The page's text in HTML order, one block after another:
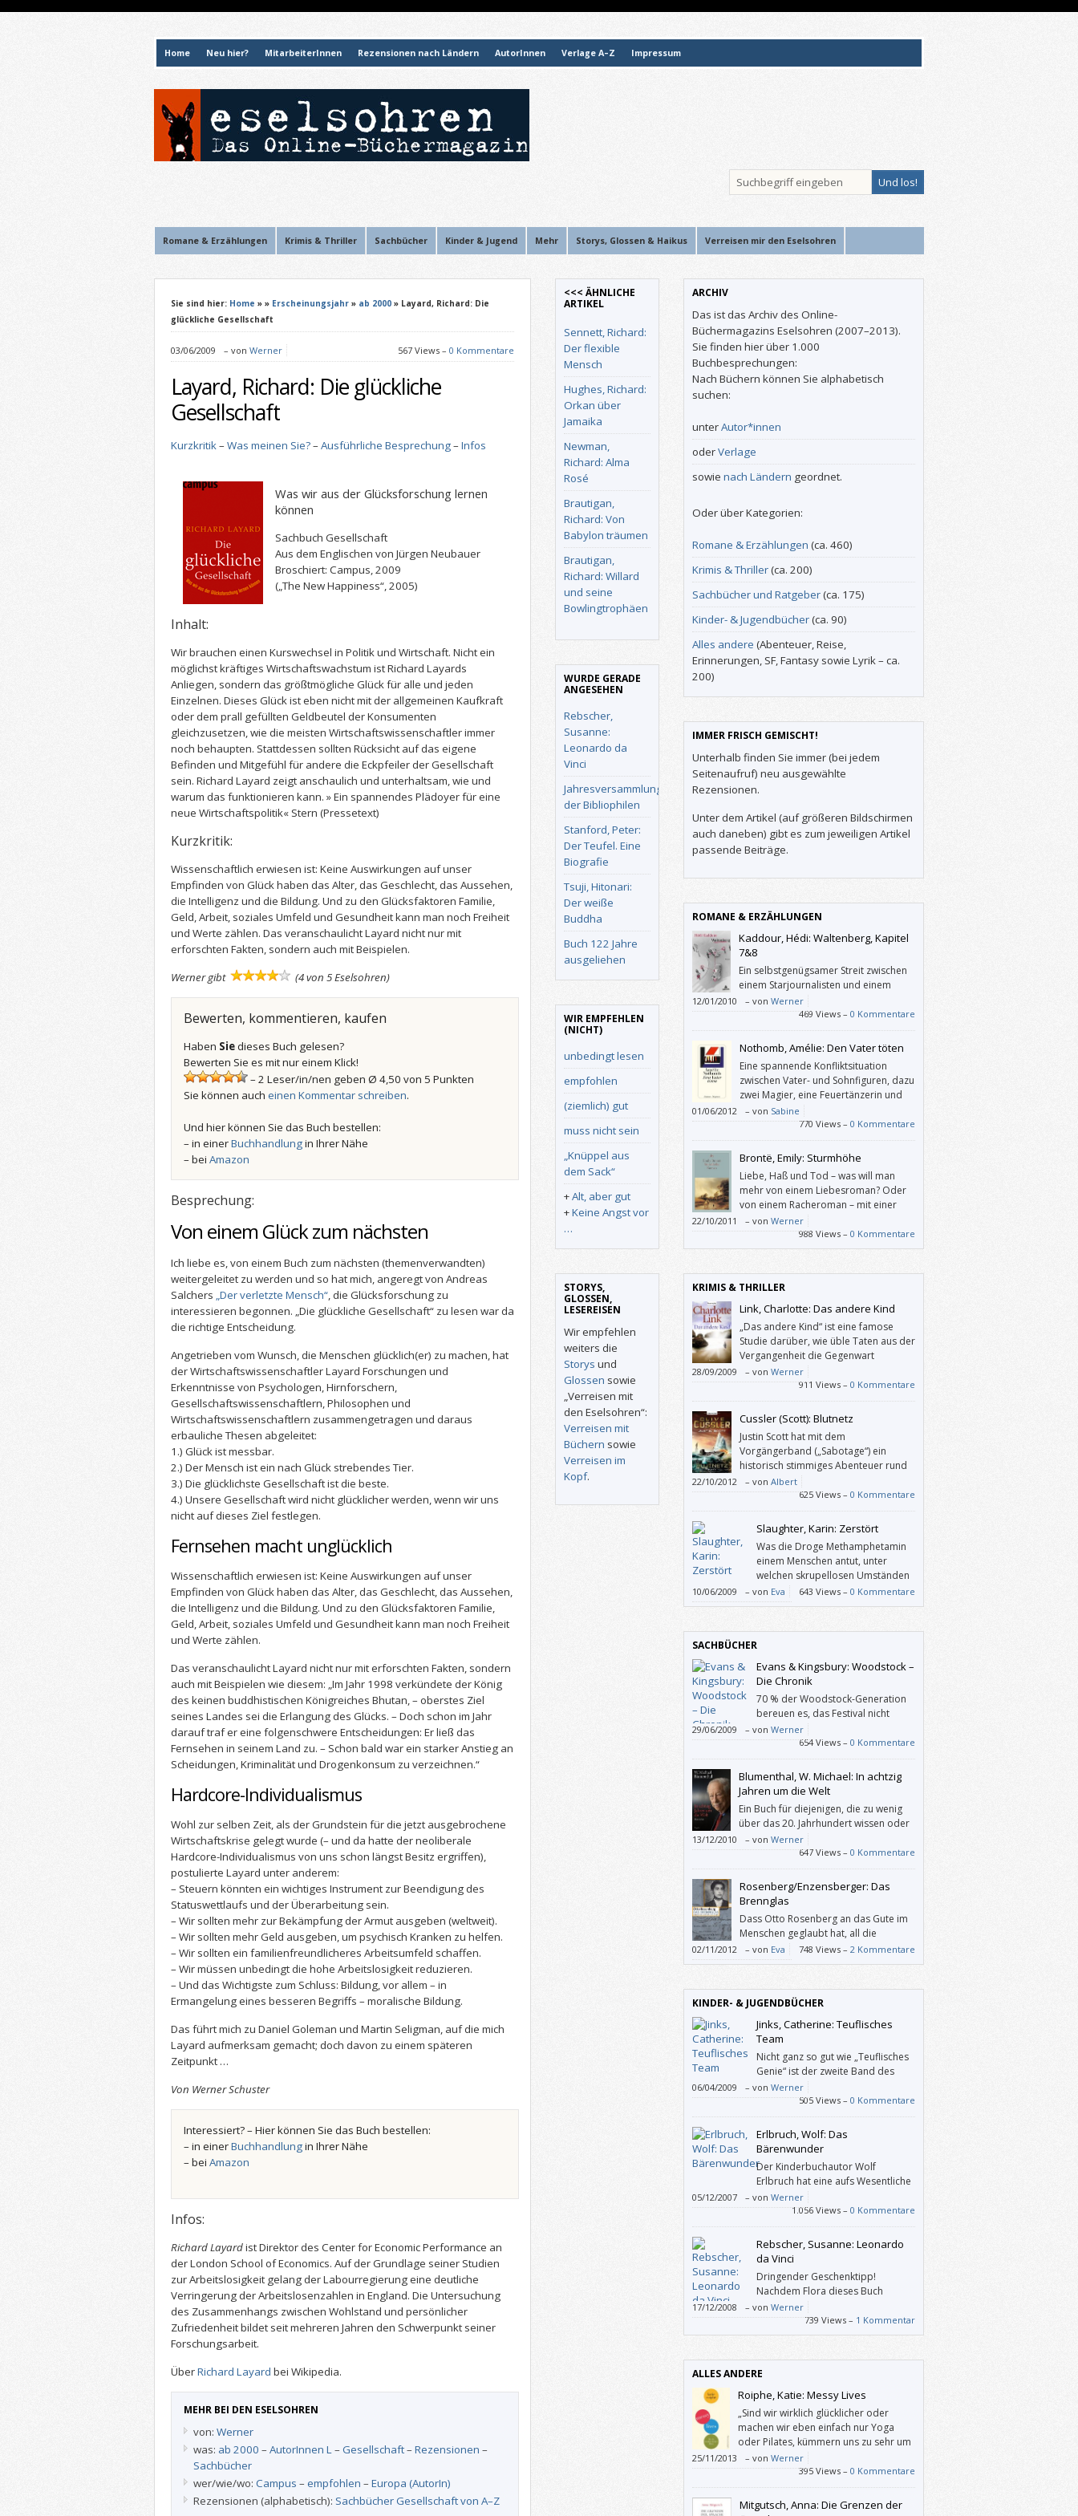
Home Neu hier? MitarbeiterInnen Rezensionen nach Ländern AutorInnen Verlage A–Z Impressum
Romane & Erzählungen Krimis & Thriller Sachbücher Kinder & Jugend Mehr Storys, Glossen & Haikus Verreisen mir den Eselsohren
Sie sind hier: Home » » Erscheinungsjahr » ab 2000 » Layard, Richard: Die
glückliche Gesellschaft
03/06/2009 – von Werner 567 Views – 0 Kommentare
Layard, Richard: Die glückliche
Gesellschaft
Kurzkritik– Was meinen Sie?– Ausführliche Besprechung– Infos
Was wir aus der Glücksforschung lernen
können
Sachbuch Gesellschaft
Aus dem Englischen von Jürgen Neubauer
Broschiert: Campus, 2009
(„The New Happiness“, 2005)
Inhalt:
Wir brauchen einen Kurswechsel in Politik und Wirtschaft. Nicht ein
möglichst kräftiges Wirtschaftswachstum ist Richard Layards
Anliegen, sondern das größtmögliche Glück für alle und jeden
Einzelnen. Dieses Glück ist eben nicht mit der allgemeinen Kaufkraft
oder dem prall gefüllten Geldbeutel der Konsumenten
gleichzusetzen, wie die meisten Wirtschaftswissenschaftler immer
noch behaupten. Stattdessen sollten Rücksicht auf das eigene
Befinden und Mitgefühl für andere die Eckpfeiler der Gesellschaft
sein. Richard Layard zeigt anschaulich und unterhaltsam, wie und
warum das funktionieren kann. » Ein spannendes Plädoyer für eine
neue Wirtschaftspolitik« Stern (Pressetext)
Kurzkritik:
Wissenschaftlich erwiesen ist: Keine Auswirkungen auf unser
Empfinden von Glück haben das Alter, das Geschlecht, das Aussehen,
die Intelligenz und die Bildung. Und zu den Glücksfaktoren Familie,
Geld, Arbeit, soziales Umfeld und Gesundheit kann man noch Freiheit
und Werte zählen. Das veranschaulicht Layard nicht nur mit
erforschten Fakten, sondern auch mit Beispielen.
Werner gibt
(4 von 5 Eselsohren)
Bewerten, kommentieren, kaufen
Haben Siedieses Buch gelesen?
Bewerten Sie es mit nur einem Klick!
– 2 Leser/in/nen geben Ø 4,50 von 5 Punkten
Sie können auch einen Kommentar schreiben.
Und hier können Sie das Buch bestellen:
– in einerBuchhandlungin Ihrer Nähe
– bei Amazon
Besprechung:
Von einem Glück zum nächsten
Ich liebe es, von einem Buch zum nächsten (themenverwandten)
weitergeleitet zu werden und so hat mich, angeregt von Andreas
Salchers „Der verletzte Mensch“, die Glücksforschung zu
interessieren begonnen. „Die glückliche Gesellschaft“ zu lesen war da
die richtige Entscheidung.
Angetrieben vom Wunsch, die Menschen glücklich(er) zu machen, hat
der Wirtschaftswissenschaftler Layard Forschungen und
Erkenntnisse von Psychologen, Hirnforschern,
Gesellschaftswissenschaftlern, Philosophen und
Wirtschaftswissenschaftlern zusammengetragen und daraus
erbauliche Thesen abgeleitet:
1.) Glück ist messbar.
2.) Der Mensch ist ein nach Glück strebendes Tier.
3.) Die glücklichste Gesellschaft ist die beste.
4.) Unsere Gesellschaft wird nicht glücklicher werden, wenn wir uns
nicht auf dieses Ziel festlegen.
Fernsehen macht unglücklich
Wissenschaftlich erwiesen ist: Keine Auswirkungen auf unser
Empfinden von Glück haben das Alter, das Geschlecht, das Aussehen,
die Intelligenz und die Bildung. Und zu den Glücksfaktoren Familie,
Geld, Arbeit, soziales Umfeld und Gesundheit kann man noch Freiheit
und Werte zählen.
Das veranschaulicht Layard nicht nur mit erforschten Fakten, sondern
auch mit Beispielen wie diesem: „Im Jahr 1998 verkündete der König
des keinen buddhistischen Königreiches Bhutan, – oberstes Ziel
seines Landes sei die Erlangung des Glücks. – Doch schon im Jahr
darauf traf er eine folgenschwere Entscheidungen: Er ließ das
Fernsehen in seinem Land zu. – Schon bald war ein starker Anstieg an
Scheidungen, Kriminalität und Drogenkonsum zu verzeichnen.“
Hardcore-Individualismus
Wohl zur selben Zeit, als der Grundstein für die jetzt ausgebrochene
Wirtschaftskrise gelegt wurde (– und da hatte der neoliberale
Hardcore-Individualismus von uns schon längst Besitz ergriffen),
postulierte Layard unter anderem:
– Steuern könnten ein wichtiges Instrument zur Beendigung des
Statuswettlaufs und der Überarbeitung sein.
– Wir sollten mehr zur Bekämpfung der Armut ausgeben (weltweit).
– Wir sollten mehr Geld ausgeben, um psychisch Kranken zu helfen.
– Wir sollten ein familienfreundlicheres Arbeitsumfeld schaffen.
– Wir müssen unbedingt die hohe Arbeitslosigkeit reduzieren.
– Und das Wichtigste zum Schluss: Bildung, vor allem – in
Ermangelung eines besseren Begriffs – moralische Bildung.
Das führt mich zu Daniel Goleman und Martin Seligman, auf die mich
Layard aufmerksam gemacht; doch davon zu einem späteren
Zeitpunkt …
Von Werner Schuster
Interessiert? – Hier können Sie das Buch bestellen:
– in einerBuchhandlungin Ihrer Nähe
– bei Amazon
Infos:
Richard Layardist Direktor des Center for Economic Performance an
der London School of Economics. Auf der Grundlage seiner Studien
zur Arbeitslosigkeit gelang der Labourregierung eine deutliche
Verringerung der Arbeitslosenzahlen in England. Die Untersuchung
des Zusammenhangs zwischen Wohlstand und persönlicher
Zufriedenheit bildet seit mehreren Jahren den Schwerpunkt seiner
Forschungsarbeit.
ÜberRichard Layard bei Wikipedia.
MEHR BEI DEN ESELSOHREN
von: Werner
was: ab 2000 – AutorInnen L– Gesellschaft– Rezensionen –
Sachbücher
wer/wie/wo: Campus – empfohlen – Europa (AutorIn)
Rezensionen (alphabetisch): Sachbücher Gesellschaft von A–Z
<<< ÄHNLICHE
ARTIKEL
Sennett, Richard:
Der flexible
Mensch
Hughes, Richard:
Orkan über
Jamaika
Newman,
Richard: Alma
Rosé
Brautigan,
Richard: Von
Babylon träumen
Brautigan,
Richard: Willard
und seine
Bowlingtrophäen
WURDE GERADE
ANGESEHEN
Rebscher,
Susanne:
Leonardo da
Vinci
Jahresversammlung
der Bibliophilen
Stanford, Peter:
Der Teufel. Eine
Biografie
Tsuji, Hitonari:
Der weiße
Buddha
Buch 122 Jahre
ausgeliehen
WIR EMPFEHLEN
(NICHT)
unbedingt lesen
empfohlen
(ziemlich) gut
muss nicht sein
„Knüppel aus
dem Sack“
+Alt, aber gut
+Keine Angst vor
…
STORYS,
GLOSSEN,
LESEREISEN
Wir empfehlen
weiters die
Storys und
Glossen sowie
„Verreisen mit
den Eselsohren“:
Verreisen mit
Büchern sowie
Verreisen im
Kopf.
ARCHIV
Das ist das Archiv des Online-
Büchermagazins Eselsohren (2007–2013).
Sie finden hier über 1.000
Buchbesprechungen:
Nach Büchern können Sie alphabetisch
suchen:
unterAutor*innen
oderVerlage
sowie nach Ländern geordnet.
Oder über Kategorien:
Romane & Erzählungen (ca. 460)
Krimis & Thriller(ca. 200)
Sachbücher und Ratgeber(ca. 175)
Kinder- & Jugendbücher(ca. 90)
Alles andere (Abenteuer, Reise,
Erinnerungen, SF, Fantasy sowie Lyrik – ca.
200)
IMMER FRISCH GEMISCHT!
Unterhalb finden Sie immer (bei jedem
Seitenaufruf) neu ausgewählte
Rezensionen.
Unter dem Artikel (auf größeren Bildschirmen
auch daneben) gibt es zum jeweiligen Artikel
passende Beiträge.
ROMANE & ERZÄHLUNGEN
Kaddour, Hédi: Waltenberg, Kapitel
7&8
Ein selbstgenügsamer Streit zwischen
einem Starjournalisten und einem
berühmten Schriftsteller.
12/01/2010 – von Werner
469 Views – 0 Kommentare
Nothomb, Amélie: Den Vater töten
Eine spannende Konfliktsituation
zwischen Vater- und Sohnfiguren, dazu
zwei Magier, eine Feuertänzerin und
das „Burning Man Festival“ – warum
also kann ich den Roman nicht empfehlen? Weil
Nothomb die LeserInnen von den Figuren und
der Handlung fern hält und es ihnen erschwert,
die Motivationen und Handlungen der Figuren
nachzuvollziehen.
01/06/2012 – von Sabine
770 Views – 0 Kommentare
Brontë, Emily: Sturmhöhe
Liebe, Haß und Tod – was will man
mehr von einem Liebesroman? Oder
von einem Racheroman – mit einer
wirklich-wirklich bösen Hauptfigur.
22/10/2011 – von Werner
988 Views – 0 Kommentare
KRIMIS & THRILLER
Link, Charlotte: Das andere Kind
„Das andere Kind“ ist eine famose
Studie darüber, wie üble Taten aus der
Vergangenheit die Gegenwart
vergiften.
28/09/2009 – von Werner
911 Views – 0 Kommentare
Cussler (Scott): Blutnetz
Justin Scott hat mit dem
Vorgängerband („Sabotage“) ein
historisch stimmiges Abenteuer rund
um den Privatdetektiv Isaac Bell
erzählt, das im neuen Roman „Blutnetz“ seine
Fortsetzung findet. Statt Eisenbahnen stehen
diesmal Schiffe und deren Waffensysteme im
Vordergrund. Wieder gelingt es dem Autor, den
Leser in das beginnende 20. Jahrhundert zu
entführen. Von Jungen, die Geschäftsleuten die
Schuhe polieren, über Pferdekutschen,
Telegrafen bis hin zu den vielen anderen
technischen, wirtschaftlichen und politischen
22/10/2012 – von Albert
625 Views – 0 Kommentare
Slaughter, Karin: Zerstört
Was die Droge Methamphetamin
einem Menschen antut, unter
welchen skrupellosen Umständen
sie unter die Leute gebracht wird,
und wie die rechtsradikale Szene in Amerika hier
wachsendem Entsetzen gelesen.
10/06/2009 – von Eva 643 Views – 0 Kommentare
SACHBÜCHER
Evans & Kingsbury: Woodstock –
Die Chronik
70 % der Woodstock-Generation
bereuen es, das Festival nicht
besucht zu haben. Dieser
informative Bildband erklärt vielleicht, warum.
29/06/2009 – von Werner
654 Views – 0 Kommentare
Blumenthal, W. Michael: In achtzig
Jahren um die Welt
Ein Buch für diejenigen, die zu wenig
über das 20. Jahrhundert wissen oder
ihre Perspektiven und/oder Vorurteile
überprüfen möchten.
13/12/2010 – von Werner
647 Views – 0 Kommentare
Rosenberg/Enzensberger: Das
Brennglas
Dass Otto Rosenberg an das Gute im
Menschen geglaubt hat, all die
schwere Zeit, spürt man während der
Lektüre dieses Buches wie wärmende
geschilderten Ereignisse hindurch. Das mag jetzt
pathetisch klingen: Im Gegensatz dazu hat das
Buch gar nichts Pathetisches an sich. Es ist
schlicht die Wahrheit, von einem Menschen
erzählt, der größer war als alle, die ihn klein
machen wollten.
02/11/2012 – von Eva 748 Views – 2 Kommentare
KINDER- & JUGENDBÜCHER
Jinks, Catherine: Teuflisches
Team
Nicht ganz so gut wie „Teuflisches
Genie“ ist der zweite Band des
Dreiteilers um das jugendliche
Genie Cadel gelungen, der kein Böser sein kann,
obwohl sein Megaschurken-Vater alles daran
setzt.
06/04/2009 – von Werner
505 Views – 0 Kommentare
Erlbruch, Wolf: Das
Bärenwunder
Der Kinderbuchautor Wolf
Erlbruch hat eine aufs Wesentliche
reduzierte Art zu schreiben und er
zeichnet wunderbar knapp an der Realität
vorbei.
05/12/2007 – von Werner
1.056 Views – 0 Kommentare
Rebscher, Susanne: Leonardo
da Vinci
Dringender Geschenktipp!
Nachdem Flora dieses Buch
aufgeschlagen hatte, änderte sie
tags darauf das Thema ihres Schulreferates in
„Leonardo da Vinci“ um.
17/12/2008 – von Werner
739 Views – 1 Kommentar
ALLES ANDERE
Roiphe, Katie: Messy Lives
„Sind wir wirklich glücklicher oder
machen wir eben einfach nur Yoga
oder Pilates, kümmern uns zu sehr um
die Hausaufgaben unserer Kinder und
,arbeiten‘ an unseren Beziehungen?“
25/11/2013 – von Werner
395 Views – 0 Kommentare
Mitgutsch, Anna: Die Grenzen der